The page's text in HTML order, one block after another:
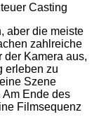
Casting
aber die meiste
zahlreiche
der Kamera aus,
erleben zu
Szene
Am Ende des
Filmsequenz